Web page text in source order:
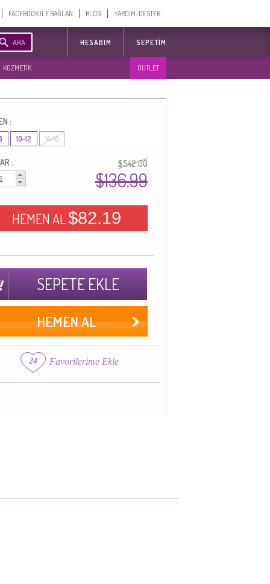
FACEBOOK İLE BAĞLAN BLOG YARDIM-DESTEK
ARA HESABIM SEPETIM
KOZMETİK OUTLET
:
10-12 14-16
: $542.00
$136.99
HEMEN AL$82.19
SEPETE EKLE
HEMEN AL
24 Favorilerime Ekle